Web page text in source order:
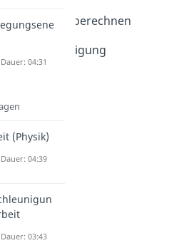
berechnen
04:22
04:5904:31
(Physik)
04:39
03:43